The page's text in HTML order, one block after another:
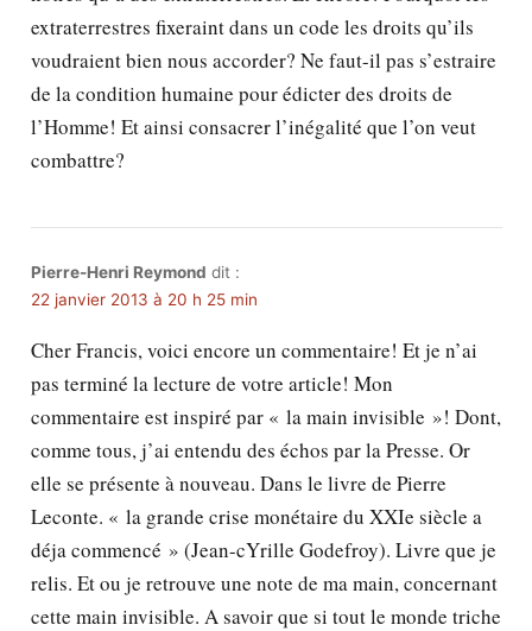
extraterrestres fixeraint dans un code les droits qu’ils
voudraient bien nous accorder? Ne faut-il pas s’estraire
de la condition humaine pour édicter des droits de
l’Homme! Et ainsi consacrer l’inégalité que l’on veut
combattre?
Pierre-Henri Reymond dit :
22 janvier 2013 à 20 h 25 min
Cher Francis, voici encore un commentaire! Et je n’ai
pas terminé la lecture de votre article! Mon
commentaire est inspiré par « la main invisible »! Dont,
comme tous, j’ai entendu des échos par la Presse. Or
elle se présente à nouveau. Dans le livre de Pierre
Leconte. « la grande crise monétaire du XXIe siècle a
déja commencé » (Jean-cYrille Godefroy). Livre que je
relis. Et ou je retrouve une note de ma main, concernant
cette main invisible. A savoir que si tout le monde triche